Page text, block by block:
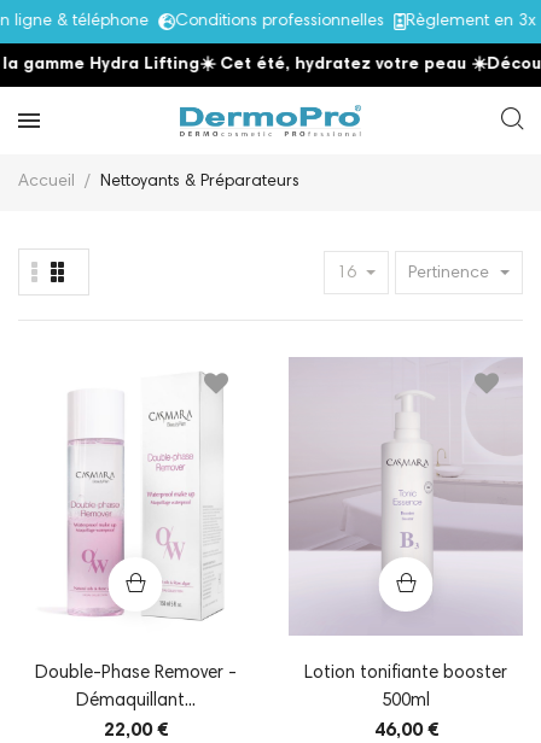
& téléphone Conditions professionnelles Règlement en 3x
gamme Hydra Lifting☀️ Cet été, hydratez votre peau ☀️
Accueil Nettoyants & Préparateurs
16 Pertinence
Double-Phase Remover -
Démaquillant...
22,00 €
Lotion tonifiante booster
500ml
46,00 €